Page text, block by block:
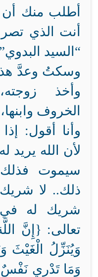
أطلب منك أن
أنت الذي
“السيد
وسكتُ وعدَّ هذا
وأخذ
الخروف
وأنا أقول:
لأن الله يريد
سيموت فذلك
ذلك.. لا
شريك له في
تعالى: {إِنَّ
وَيُنَزِّلُ الْغَيْثَ
وَمَا تَدْرِي